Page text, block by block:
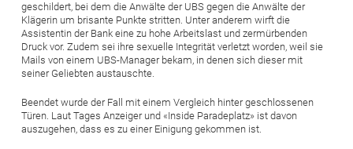
geschildert, bei dem die Anwälte der UBS gegen die Anwälte der
Klägerin um brisante Punkte stritten. Unter anderem wirft die
Assistentin der Bank eine zu hohe Arbeitslast und zermürbenden
Druck vor. ­Zudem sei ihre sexuelle Integrität verletzt worden, weil sie
Mails von einem UBS-Manager bekam, in denen sich dieser mit
seiner ­Geliebten austauschte.
Beendet wurde der Fall mit einem Vergleich hinter geschlossenen
Türen. Laut ­Tages Anzeiger und «Inside Paradeplatz» ist davon
auszugehen, dass es zu einer Einigung gekommen ist.